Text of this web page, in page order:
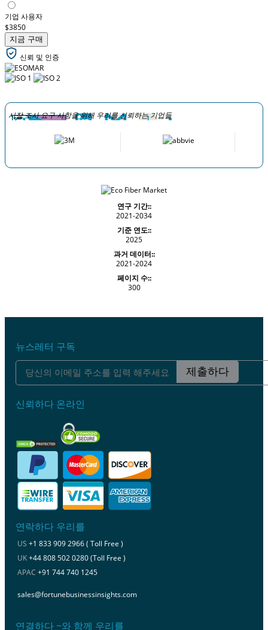
기업 사용자
$3850
지금 구매
신뢰 및 인증
시장 조사 요구 사항을 위해 우리를 신뢰하는 기업들
연구 기간::
2021-2034
기준 연도::
2025
과거 데이터::
2021-2024
페이지 수::
300
뉴스레터 구독
제출하다
신뢰하다 온라인
연락하다 우리를
US +1 833 909 2966 ( Toll Free )
UK+44 808 502 0280 (Toll Free )
APAC +91 744 740 1245
sales@fortunebusinessinsights.com
연결하다 ~와 함께 우리를